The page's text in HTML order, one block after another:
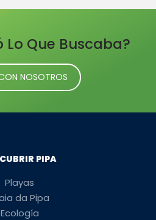
Lo Que Buscaba?
NOSOTROS
PIPA
Playas
da Pipa
Ecología